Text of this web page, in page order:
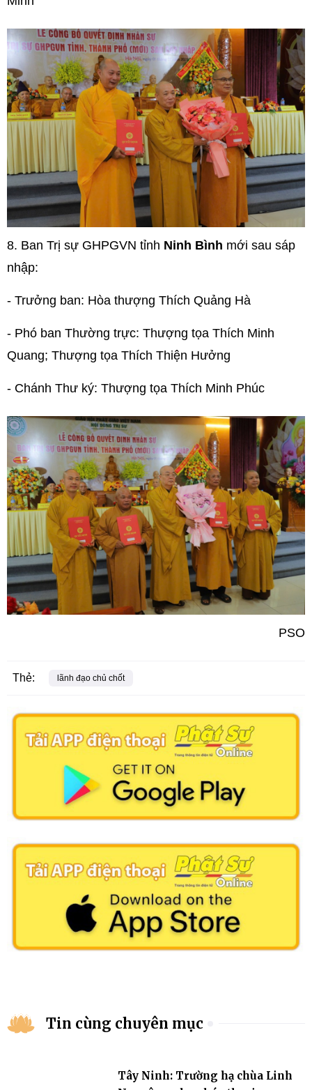
8. Ban Trị sự GHPGVN tỉnh Ninh Bình mới sau sáp
nhập:
- Trưởng ban: Hòa thượng Thích Quảng Hà
- Phó ban Thường trực: Thượng tọa Thích Minh
Quang; Thượng tọa Thích Thiện Hưởng
- Chánh Thư ký: Thượng tọa Thích Minh Phúc
PSO
Thẻ: lãnh đạo chủ chốt
Tin cùng chuyên mục
Tây Ninh: Trường hạ chùa Linh